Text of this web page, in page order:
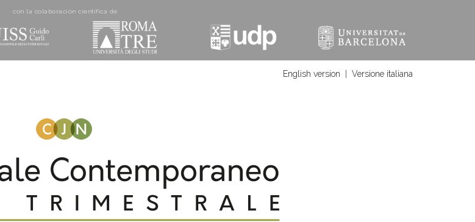
con la colaboración cientí­fica de
English version Versione italiana